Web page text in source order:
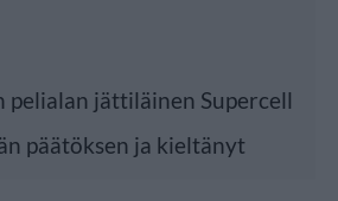
pelialan jättiläinen Supercell
päätöksen ja kieltänyt